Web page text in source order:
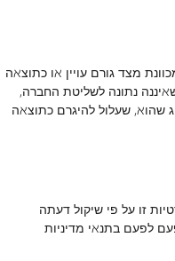
מצד גורם עויין או כתוצאה
נתונה לשליטת החברה,
שהוא, שעלול להיגרם כתוצאה
זו על פי שיקול דעתה
לפעם בתנאי מדיניות